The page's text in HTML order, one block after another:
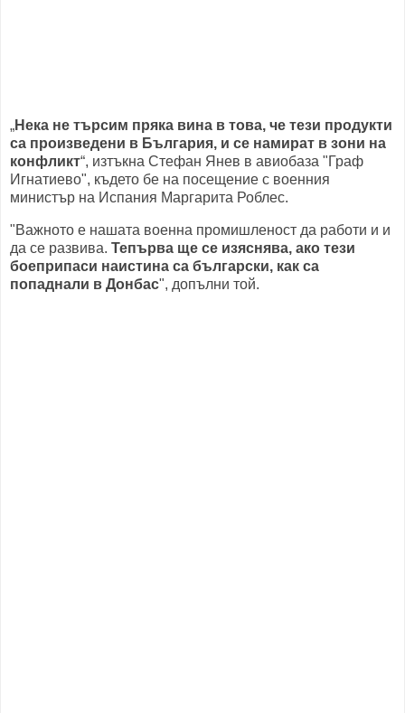
„Нека не търсим пряка вина в това, че тези продукти
са произведени в България, и се намират в зони на
конфликт“, изтъкна Стефан Янев в авиобаза "Граф
Игнатиево", където бе на посещение с военния
министър на Испания Маргарита Роблес.
"Важното е нашата военна промишленост да работи и и
да се развива. Тепърва ще се изяснява, ако тези
боеприпаси наистина са български, как са
попаднали в Донбас", допълни той.